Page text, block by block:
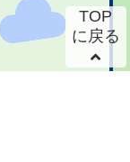
TOP
に戻る